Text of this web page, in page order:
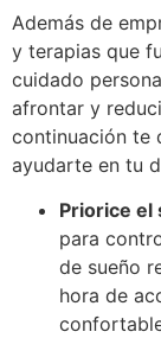
Además de
y terapias que
cuidado
afrontar y
continuación te
ayudarte en tu
Priorice el
para
de sueño
hora de